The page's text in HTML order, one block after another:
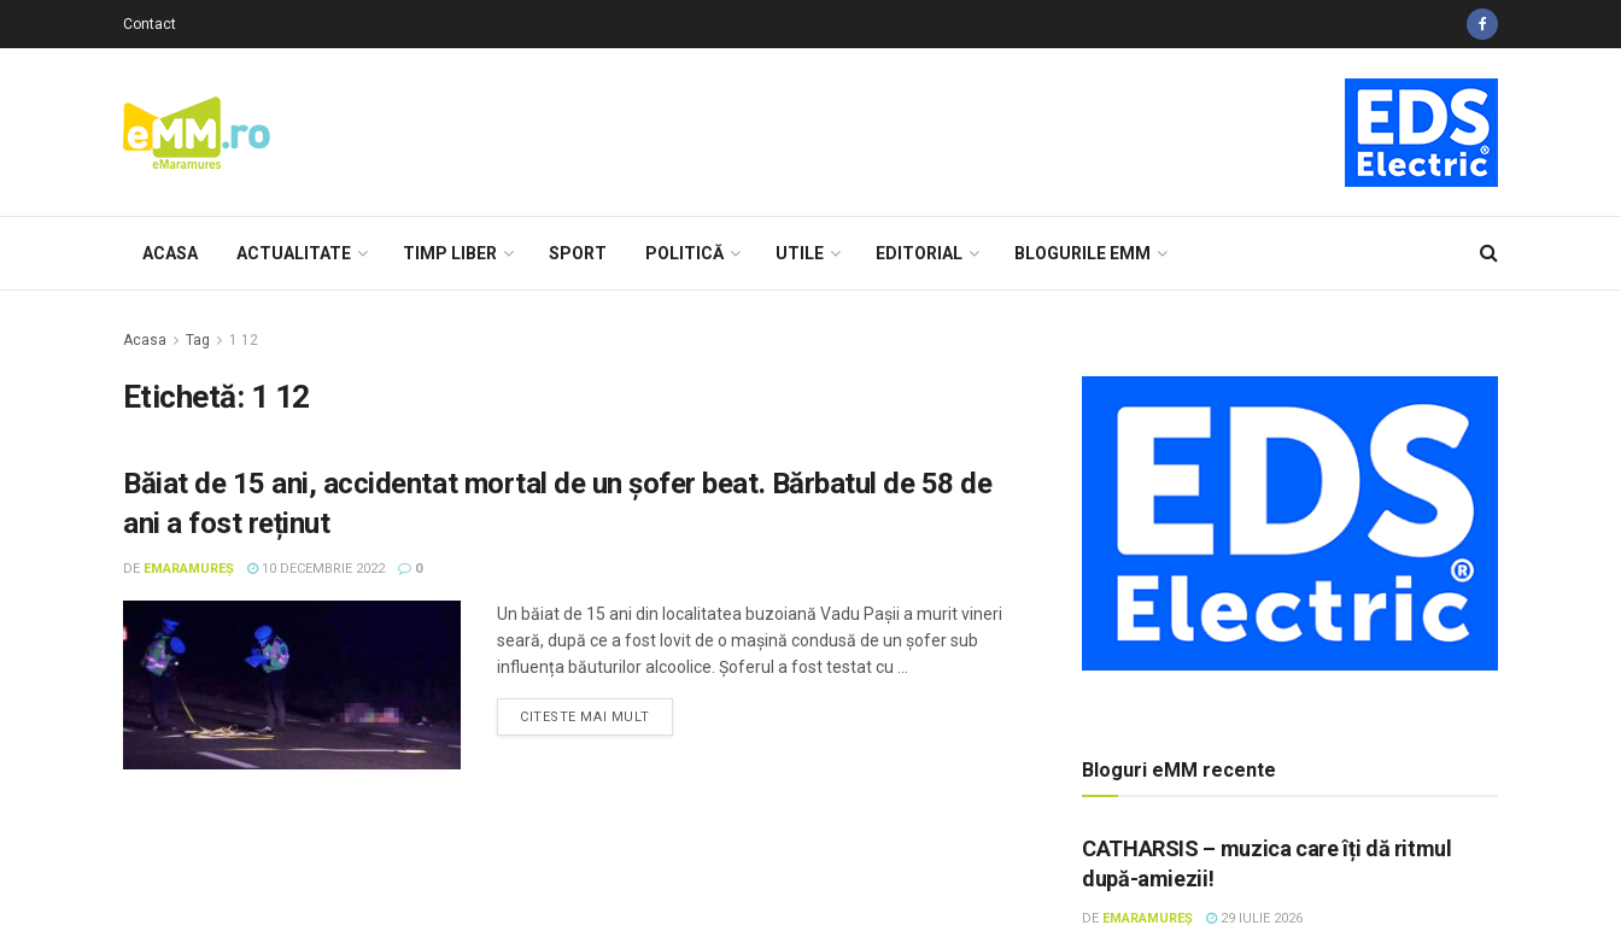
Contact
ACASA ACTUALITATE TIMP LIBER SPORT POLITICĂ UTILE EDITORIAL BLOGURILE EMM
Acasa Tag 1 12
Etichetă: 1 12
Băiat de 15 ani, accidentat mortal de un şofer beat. Bărbatul de 58 de
ani a fost reținut
DE EMARAMUREȘ 10 DECEMBRIE 2022 0
Un băiat de 15 ani din localitatea buzoiană Vadu Paşii a murit vineri
seară, după ce a fost lovit de o mașină condusă de un şofer sub
influența băuturilor alcoolice. Șoferul a fost testat cu ...
CITESTE MAI MULT
Bloguri eMM recente
CATHARSIS – muzica care îți dă ritmul
după-amiezii!
DE EMARAMUREȘ 29 IULIE 2026